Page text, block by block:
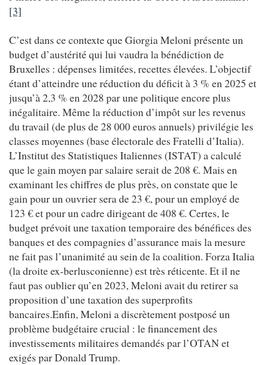
[3]
C’est dans ce contexte que Giorgia Meloni présente un
budget d’austérité qui lui vaudra la bénédiction de
Bruxelles : dépenses limitées, recettes élevées. L’objectif
étant d’atteindre une réduction du déficit à 3 % en 2025 et
jusqu’à 2,3 % en 2028 par une politique encore plus
inégalitaire. Même la réduction d’impôt sur les revenus
du travail (de plus de 28 000 euros annuels) privilégie les
classes moyennes (base électorale des Fratelli d’Italia).
L’Institut des Statistiques Italiennes (ISTAT) a calculé
que le gain moyen par salaire serait de 208 €. Mais en
examinant les chiffres de plus près, on constate que le
gain pour un ouvrier sera de 23 €, pour un employé de
123 € et pour un cadre dirigeant de 408 €. Certes, le
budget prévoit une taxation temporaire des bénéfices des
banques et des compagnies d’assurance mais la mesure
ne fait pas l’unanimité au sein de la coalition. Forza Italia
(la droite ex-berlusconienne) est très réticente. Et il ne
faut pas oublier qu’en 2023, Meloni avait du retirer sa
proposition d’une taxation des superprofits
bancaires.Enfin, Meloni a discrètement postposé un
problème budgétaire crucial : le financement des
investissements militaires demandés par l’OTAN et
exigés par Donald Trump.